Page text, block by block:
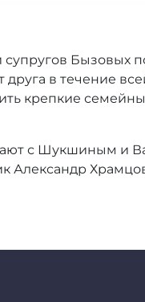
Бызовых
друга в течение
крепкие
с Шукшиным и